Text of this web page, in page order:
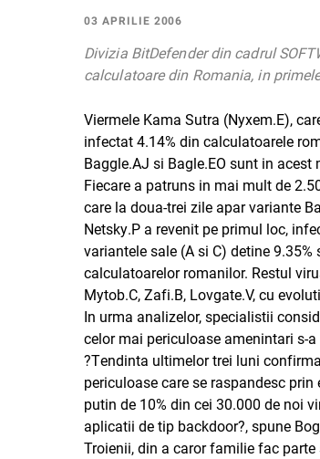
03 APRILIE 2006
Divizia BitDefender din cadrul
calculatoare din Romania, in
Viermele Kama Sutra (Nyxem.E),
infectat 4.14% din calculatoarele
Baggle.AJ si Bagle.EO sunt in
Fiecare a patruns in mai mult de
care la doua-trei zile apar variante
Netsky.P a revenit pe primul loc,
variantele sale (A si C) detine
calculatoarelor romanilor. Restul
Mytob.C, Zafi.B, Lovgate.V, cu
In urma analizelor, specialistii
celor mai periculoase amenintari s-
?Tendinta ultimelor trei luni
periculoase care se raspandesc
putin de 10% din cei 30.000 de noi
aplicatii de tip backdoor?, spune
Troienii, din a caror familie fac